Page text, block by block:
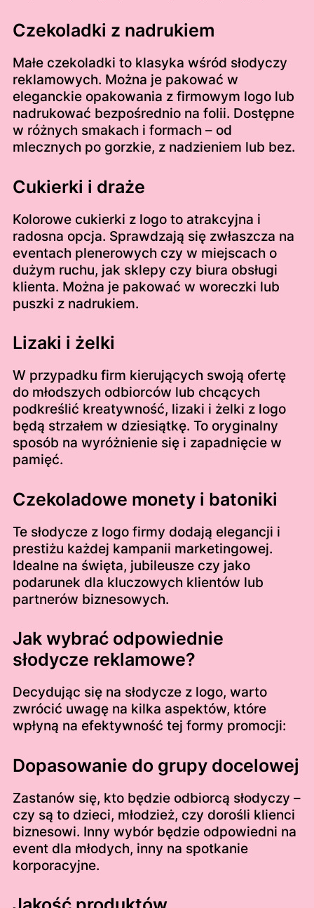
Czekoladki z nadrukiem
Małe czekoladki to klasyka wśród słodyczy
reklamowych. Można je pakować w
eleganckie opakowania z firmowym logo lub
nadrukować bezpośrednio na folii. Dostępne
w różnych smakach i formach – od
mlecznych po gorzkie, z nadzieniem lub bez.
Cukierki i draże
Kolorowe cukierki z logo to atrakcyjna i
radosna opcja. Sprawdzają się zwłaszcza na
eventach plenerowych czy w miejscach o
dużym ruchu, jak sklepy czy biura obsługi
klienta. Można je pakować w woreczki lub
puszki z nadrukiem.
Lizaki i żelki
W przypadku firm kierujących swoją ofertę
do młodszych odbiorców lub chcących
podkreślić kreatywność, lizaki i żelki z logo
będą strzałem w dziesiątkę. To oryginalny
sposób na wyróżnienie się i zapadnięcie w
pamięć.
Czekoladowe monety i batoniki
Te słodycze z logo firmy dodają elegancji i
prestiżu każdej kampanii marketingowej.
Idealne na święta, jubileusze czy jako
podarunek dla kluczowych klientów lub
partnerów biznesowych.
Jak wybrać odpowiednie
słodycze reklamowe?
Decydując się na słodycze z logo, warto
zwrócić uwagę na kilka aspektów, które
wpłyną na efektywność tej formy promocji:
Dopasowanie do grupy docelowej
Zastanów się, kto będzie odbiorcą słodyczy –
czy są to dzieci, młodzież, czy dorośli klienci
biznesowi. Inny wybór będzie odpowiedni na
event dla młodych, inny na spotkanie
korporacyjne.